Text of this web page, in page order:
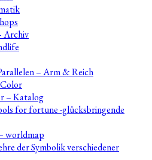
Archiv
– Arm & Reich
– Katalog
for fortune -glücksbringende
worldmap
der Symbolik verschiedener